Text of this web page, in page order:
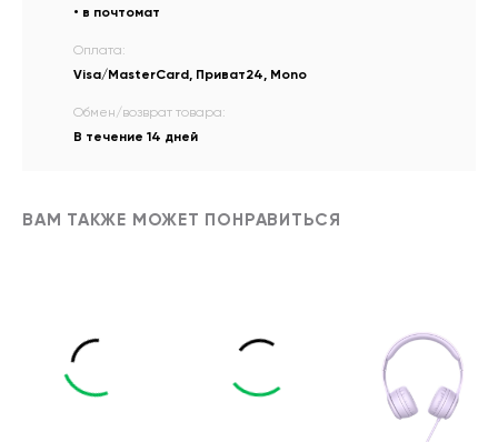
• в почтомат
Оплата:
Visa/MasterCard, Приват24, Mono
Обмен/возврат товара:
В течение 14 дней
ВАМ ТАКЖЕ МОЖЕТ ПОНРАВИТЬСЯ